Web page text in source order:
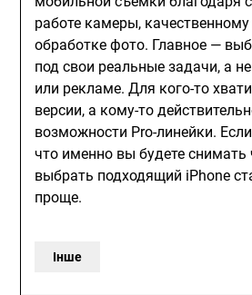
работе камеры,
обработке фото. Главное —
под свои реальные задачи, а
или рекламе. Для кого-то
версии, а кому-то
возможности Pro-линейки.
что именно вы будете снимать
выбрать подходящий iPhone
проще.
Інше